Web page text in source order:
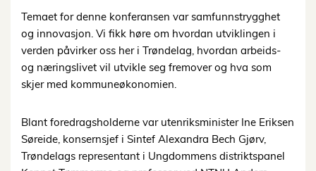
Temaet for denne konferansen var samfunnstrygghet
og innovasjon. Vi fikk høre om hvordan utviklingen i
verden påvirker oss her i Trøndelag, hvordan arbeids-
og næringslivet vil utvikle seg fremover og hva som
skjer med kommuneøkonomien.
Blant foredragsholderne var utenriksminister Ine Eriksen
Søreide, konsernsjef i Sintef Alexandra Bech Gjørv,
Trøndelags representant i Ungdommens distriktspanel